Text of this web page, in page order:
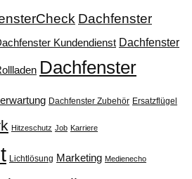
Dachfenster
Kundendienst Dachfenster
Dachfenster
Dachfenster Zubehör Ersatzflügel
Hitzeschutz Job Karriere
Lichtlösung Marketing Medienecho